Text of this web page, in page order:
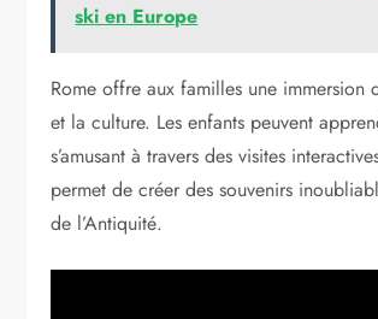
ski en Europe
Rome offre aux familles une immersion
et la culture. Les enfants peuvent
s’amusant à travers des visites
permet de créer des souvenirs
de l’Antiquité.